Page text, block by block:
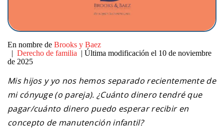
En nombre de Brooks y Baez
| Derecho de familia | Última modificación el 10 de noviembre
de 2025
Mis hijos y yo nos hemos separado recientemente de
mi cónyuge (o pareja). ¿Cuánto dinero tendré que
pagar/cuánto dinero puedo esperar recibir en
concepto de manutención infantil?